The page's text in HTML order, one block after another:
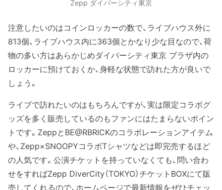
Zepp ダイバーシティ東京
注意したいのはコインロッカーの数で、ライブハウス外に
813個、ライブハウス内に363個とかなり少な目なので、荷
物の多い方はあらかじめダイバーシティ東京 プラザ内の
ロッカーに預けておくか、身軽な状態で訪れた方が良いで
しょう。
ライブで訪れたいのはもちろんですが、実は限定コラボグ
ッズを多く販売しているのもファンにはたまらないポイン
トです。ZeppとBE@RBRICKのコラボレーションアイテム
や、Zepp×SNOOPYコラボTシャツなどは即完売するほど
の人気です。公演チケットを持っていなくても、問い合わ
せをすればZepp DiverCity（TOKYO）チケットBOXにて販
売してくれるので、ホームページで最新情報をぜひチェッ